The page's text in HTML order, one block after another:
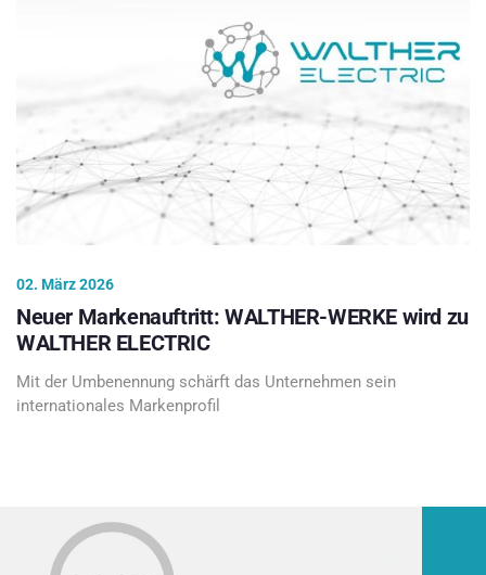
02. März 2026
Neuer Markenauftritt: WALTHER-WERKE wird zu
WALTHER ELECTRIC
Mit der Umbenennung schärft das Unternehmen sein
internationales Markenprofil